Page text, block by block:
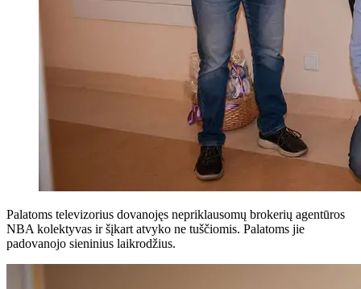
Palatoms televizorius dovanojęs nepriklausomų brokerių agentūros
NBA kolektyvas ir šįkart atvyko ne tuščiomis. Palatoms jie
padovanojo sieninius laikrodžius.